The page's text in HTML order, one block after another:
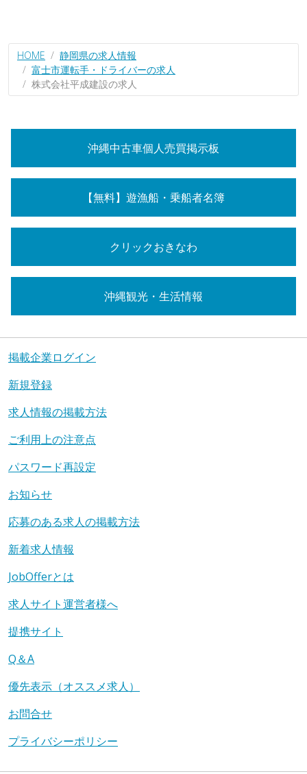
HOME
静岡県の求人情報
富士市運転手・ドライバーの求人
株式会社平成建設の求人
沖縄中古車個人売買掲示板
【無料】遊漁船・乗船者名簿
クリックおきなわ
沖縄観光・生活情報
掲載企業ログイン
新規登録
求人情報の掲載方法
ご利用上の注意点
パスワード再設定
お知らせ
応募のある求人の掲載方法
新着求人情報
JobOfferとは
求人サイト運営者様へ
提携サイト
Q＆A
優先表示（オススメ求人）
お問合せ
プライバシーポリシー